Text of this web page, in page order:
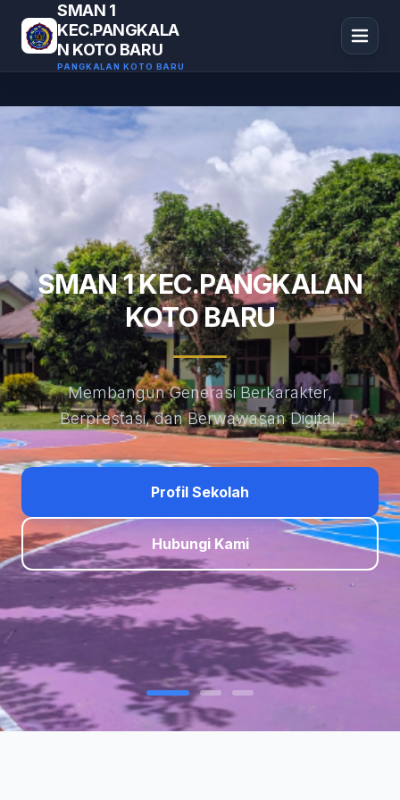
SMAN 1
KEC.PANGKALA
N KOTO BARU
PANGKALAN KOTO BARU
SMAN 1 KEC.PANGKALAN
KOTO BARU
Membangun Generasi Berkarakter,
Berprestasi, dan Berwawasan Digital.
Profil Sekolah
Hubungi Kami